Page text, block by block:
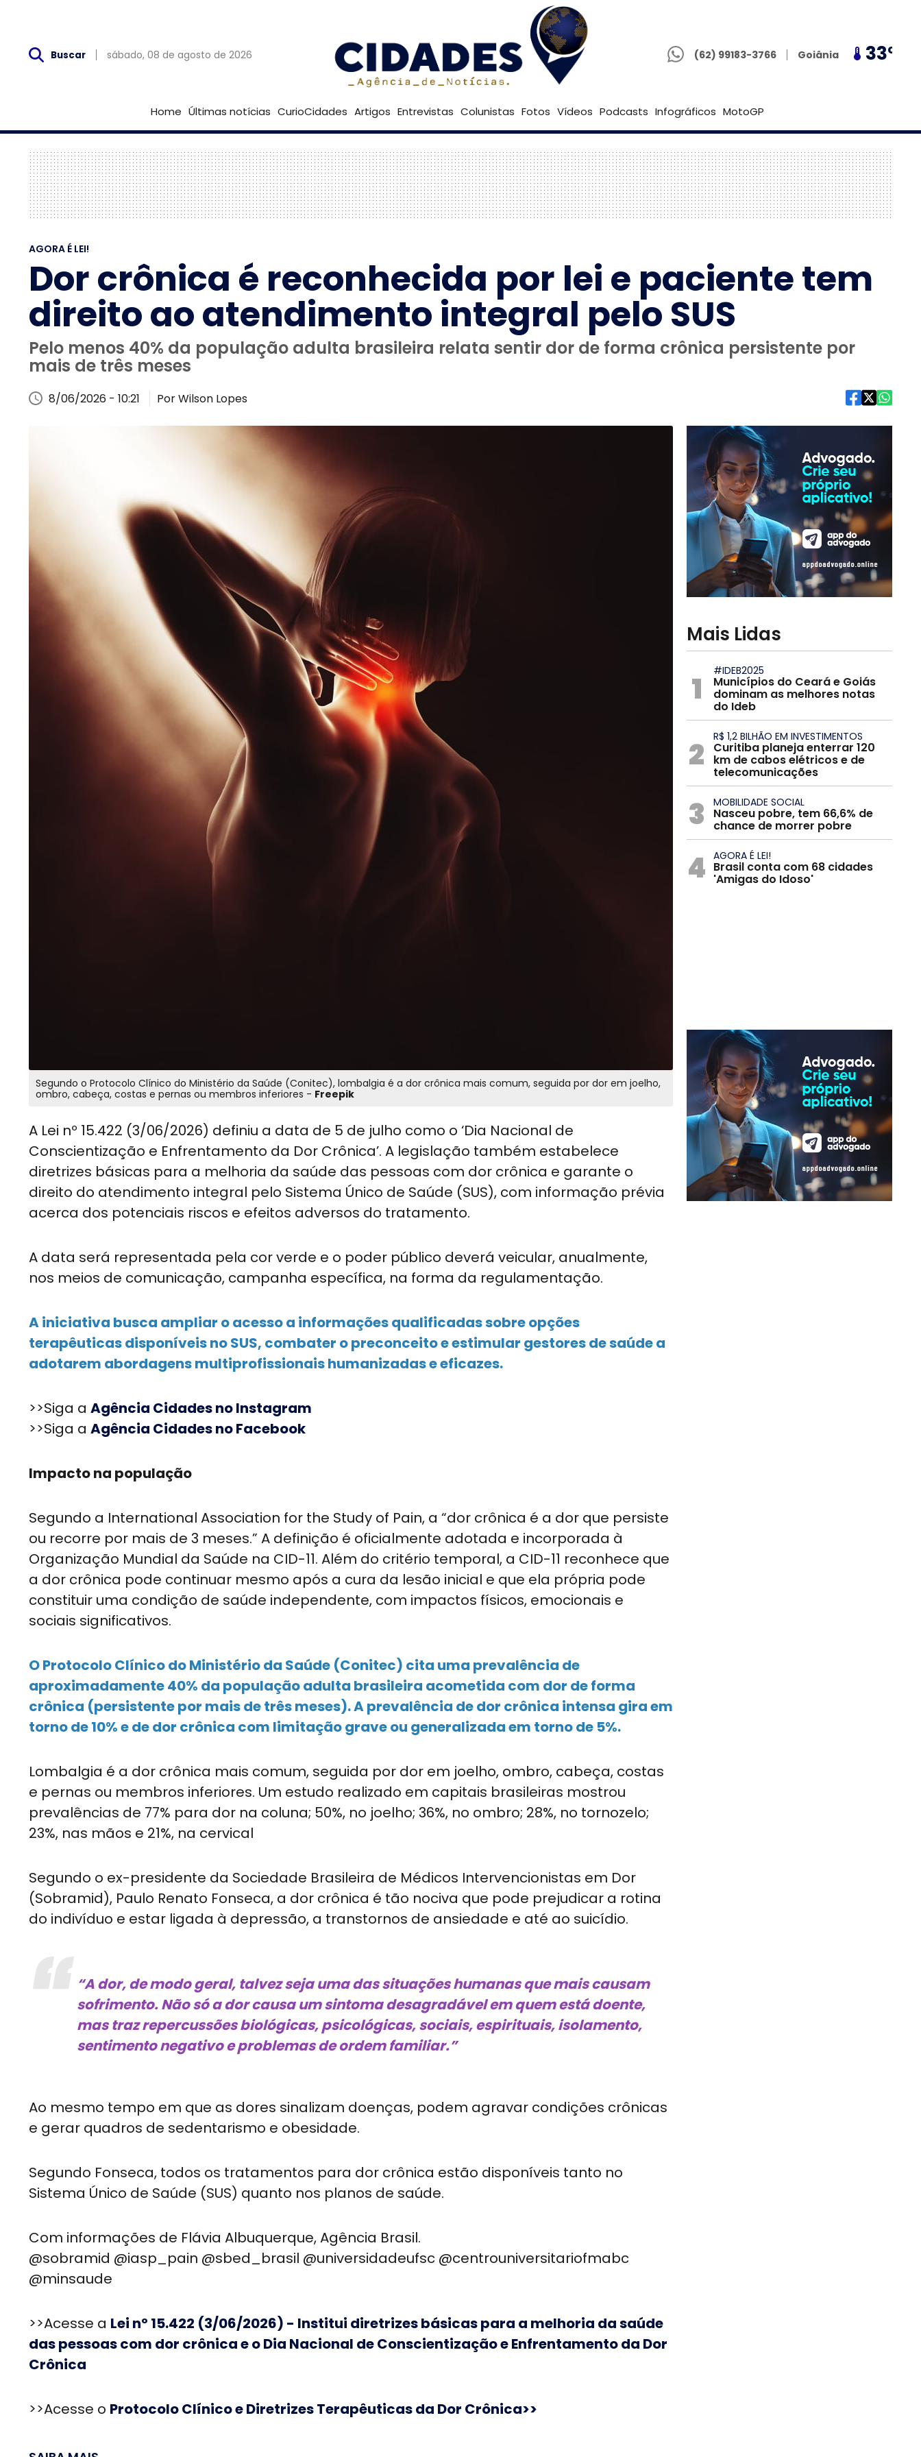
Buscar sábado, 08 de agosto de 2026 (62) 99183-3766
Goiânia 33º Brasília Goiânia 33º Brasília 30º
Home Últimas notícias CurioCidades Artigos Entrevistas Colunistas Fotos Vídeos Podcasts Infográficos MotoGP
AGORA É LEI!
Dor crônica é reconhecida por lei e paciente tem
direito ao atendimento integral pelo SUS
Pelo menos 40% da população adulta brasileira relata sentir dor de forma crônica persistente por
mais de três meses
8/06/2026 - 10:21 Por Wilson Lopes
Segundo o Protocolo Clínico do Ministério da Saúde (Conitec), lombalgia é a dor crônica mais comum, seguida por dor em joelho,
ombro, cabeça, costas e pernas ou membros inferiores - Freepik
A Lei nº 15.422 (3/06/2026) definiu a data de 5 de julho como o ‘Dia Nacional de
Conscientização e Enfrentamento da Dor Crônica’. A legislação também estabelece
diretrizes básicas para a melhoria da saúde das pessoas com dor crônica e garante o
direito do atendimento integral pelo Sistema Único de Saúde (SUS), com informação prévia
acerca dos potenciais riscos e efeitos adversos do tratamento.
A data será representada pela cor verde e o poder público deverá veicular, anualmente,
nos meios de comunicação, campanha específica, na forma da regulamentação.
A iniciativa busca ampliar o acesso a informações qualificadas sobre opções
terapêuticas disponíveis no SUS, combater o preconceito e estimular gestores de saúde a
adotarem abordagens multiprofissionais humanizadas e eficazes.
>>Siga a Agência Cidades no Instagram
>>Siga a Agência Cidades no Facebook
Impacto na população
Segundo a International Association for the Study of Pain, a “dor crônica é a dor que persiste
ou recorre por mais de 3 meses.” A definição é oficialmente adotada e incorporada à
Organização Mundial da Saúde na CID-11. Além do critério temporal, a CID-11 reconhece que
a dor crônica pode continuar mesmo após a cura da lesão inicial e que ela própria pode
constituir uma condição de saúde independente, com impactos físicos, emocionais e
sociais significativos.
O Protocolo Clínico do Ministério da Saúde (Conitec) cita uma prevalência de
aproximadamente 40% da população adulta brasileira acometida com dor de forma
crônica (persistente por mais de três meses). A prevalência de dor crônica intensa gira em
torno de 10% e de dor crônica com limitação grave ou generalizada em torno de 5%.
Lombalgia é a dor crônica mais comum, seguida por dor em joelho, ombro, cabeça, costas
e pernas ou membros inferiores. Um estudo realizado em capitais brasileiras mostrou
prevalências de 77% para dor na coluna; 50%, no joelho; 36%, no ombro; 28%, no tornozelo;
23%, nas mãos e 21%, na cervical
Segundo o ex-presidente da Sociedade Brasileira de Médicos Intervencionistas em Dor
(Sobramid), Paulo Renato Fonseca, a dor crônica é tão nociva que pode prejudicar a rotina
do indivíduo e estar ligada à depressão, a transtornos de ansiedade e até ao suicídio.
“A dor, de modo geral, talvez seja uma das situações humanas que mais causam
sofrimento. Não só a dor causa um sintoma desagradável em quem está doente,
mas traz repercussões biológicas, psicológicas, sociais, espirituais, isolamento,
sentimento negativo e problemas de ordem familiar.”
Ao mesmo tempo em que as dores sinalizam doenças, podem agravar condições crônicas
e gerar quadros de sedentarismo e obesidade.
Segundo Fonseca, todos os tratamentos para dor crônica estão disponíveis tanto no
Sistema Único de Saúde (SUS) quanto nos planos de saúde.
Com informações de Flávia Albuquerque, Agência Brasil.
@sobramid @iasp_pain @sbed_brasil @universidadeufsc @centrouniversitariofmabc
@minsaude
>>Acesse a Lei nº 15.422 (3/06/2026) - Institui diretrizes básicas para a melhoria da saúde
das pessoas com dor crônica e o Dia Nacional de Conscientização e Enfrentamento da Dor
Crônica
>>Acesse o Protocolo Clínico e Diretrizes Terapêuticas da Dor Crônica>>
Mais Lidas
1 #IDEB2025
Municípios do Ceará e Goiás
dominam as melhores notas
do Ideb
2 R$ 1,2 BILHÃO EM INVESTIMENTOS
Curitiba planeja enterrar 120
km de cabos elétricos e de
telecomunicações
3 MOBILIDADE SOCIAL
Nasceu pobre, tem 66,6% de
chance de morrer pobre
4 AGORA É LEI!
Brasil conta com 68 cidades
'Amigas do Idoso'